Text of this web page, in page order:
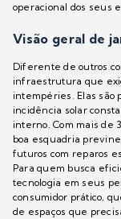
operacional dos seus
Visão geral de
Diferente de outros
infraestrutura que
intempéries. Elas são
incidência solar
interno. Com mais de
boa esquadria
futuros com reparos
Para quem busca
tecnologia em seus
consumidor prático,
de espaços que